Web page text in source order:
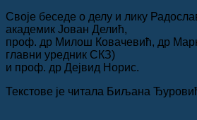
Своје беседе о делу и лику
академик Јован Делић,
проф. др Милош Ковачевић, др
главни уредник СКЗ)
и проф. др Дејвид Норис.
Текстове је читала Биљана